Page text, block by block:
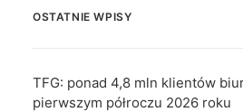
OSTATNIE WPISY
TFG: ponad 4,8 mln klientów
pierwszym półroczu 2026 roku